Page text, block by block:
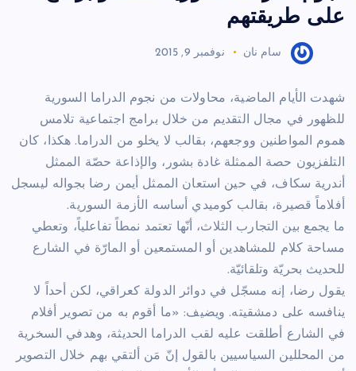
على طريقتهم
سام نان نوفمبر 9, 2015
شهدت الأيام الماضية، محاولات من نجوم الدراما السورية
للظهور في مجال التقديم من خلال برامج اجتماعية تلامس
هموم المواطنين ووجعهم، بقالب لا يخلو من الدراما. هكذا، كان
التلفزيون حصة الممثلة غادة بشور، والإذاعة حصّة الممثل
أندرية سكاف، في حين استعان الممثل أيمن رضا بجواله ليسجل
أفلاماً قصيرة، بقالب كوميدي أساسه الأزمة السورية.
ما يجمع بين التجارب الثلاث، أنّها تعتمد نمطاً تفاعلياً، وتعطي
مساحة كلام للمشاهدين أو المستمعين أو المارّة في الشارع
للحديث بحريّة وتلقائيّة.
يقول رضا، إنه مسجّل في دوائر الدولة كعراقي، لكن أحداً لا
ينافسه على دمشقيته. ويضيف: «ما أقوم به من تصوير أفلام
في الشارع أطلقت عليه لقب الدراما الحديثة، وهدفي السخرية
من المحللين السياسيين بالقول إنّ مَن ألتقي بهم خلال التصوير